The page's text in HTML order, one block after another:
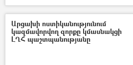
ԱՆԻՖ
Hard Rock Cafe
Արցախի ոստիկանությունում
կազմավորվող զորքը կմասնակցի
ԼՂՀ պաշտպանությանը